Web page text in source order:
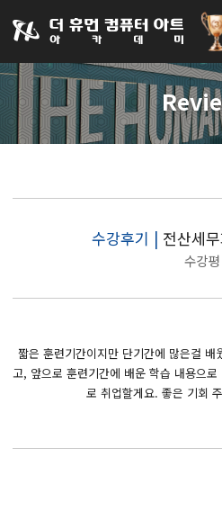
031-252-7277 수원캠퍼스
로그인
수강후기 | 전산세
수강평
짧은 훈련기간이지만 단기간에 많은걸
고, 앞으로 훈련기간에 배운 학습 내용으
로 취업할게요. 좋은 기회
아카데미소개
인사말
오시는길
생성형AI
BIM 건축설계 및 실내건축설계(캐드(CAD),맥스
React, Veu 프레임워크 기반 프론트엔드 개발 양